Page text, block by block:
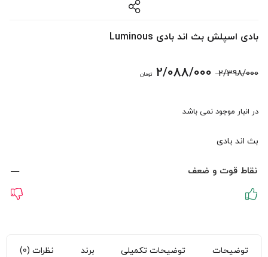
بادی اسپلش بث اند بادی Luminous
2/398/000 قیمت
2/088/000 تومانقیمت
در انبار موجود نمی باشد
بث اند بادی
نقاط قوت و ضعف
توضیحات توضیحات تکمیلی برند نظرات (0)